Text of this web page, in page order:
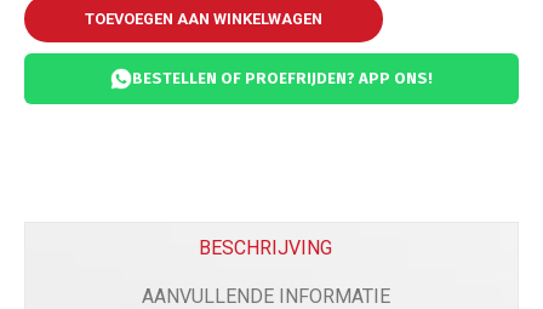
Kettingslot ART 4(+€
TOEVOEGEN AAN WINKELWAGEN
BESTELLEN OF PROEFRIJDEN? APP ONS!
BESCHRIJVING
AANVULLENDE INFORMATIE